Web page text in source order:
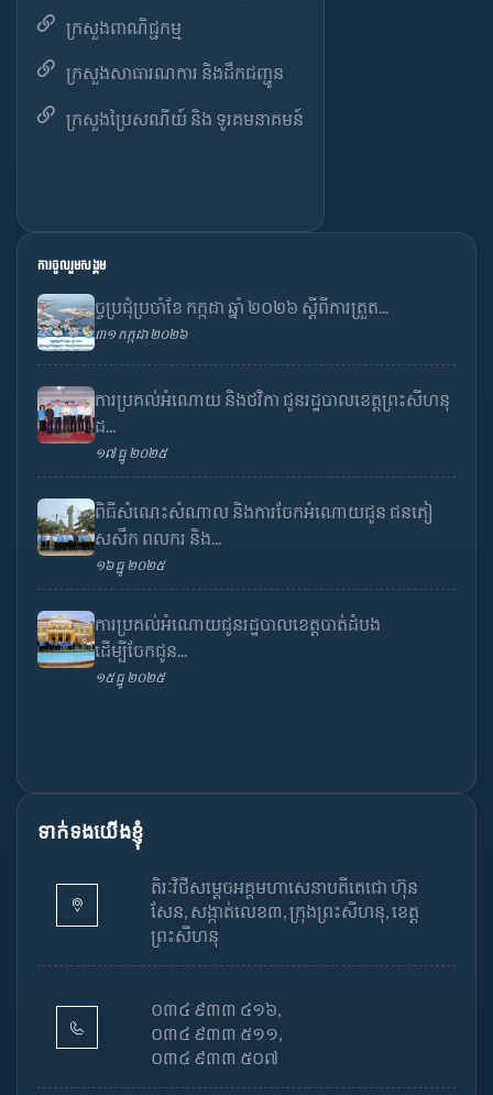
ក្រសួងពាណិជ្ជកម្ម
ក្រសួងសាធារណការ និងដឹកជញ្ជូន
ក្រសួងប្រៃសណីយ៍ និង ទូរគមនាគមន៍
ការចូលរួមសង្គម
ច្ចប្រជុំប្រចាំខែ កក្កដា ឆ្នាំ ២០២៦ ស្តីពីការត្រួត...
៣១ កក្កដា ២០២៦
ការប្រគល់អំណោយ និងថវិកា ជូនរដ្ឋបាលខេត្តព្រះសីហនុ
ដ...
១៧ ធ្នូ ២០២៥
ពិធីសំណេះសំណាល និងការចែកអំណោយជូន ជនភៀ
សសឹក ពលករ និង...
១៦ ធ្នូ ២០២៥
ការប្រគល់អំណោយជូនរដ្ឋបាលខេត្តបាត់ដំបង
ដើម្បីចែកជូន...
១៥ ធ្នូ ២០២៥
ទាក់ទងយើងខ្ញុំ
តិរៈវិថីសម្តេចអគ្គមហាសេនាបតីតេជោ ហ៊ុន
សែន, សង្កាត់លេខ៣, ក្រុងព្រះសីហនុ, ខេត្ត
ព្រះសីហនុ
០៣៤ ៩៣៣ ៤១៦,
០៣៤ ៩៣៣ ៥១១,
០៣៤ ៩៣៣ ៥០៧